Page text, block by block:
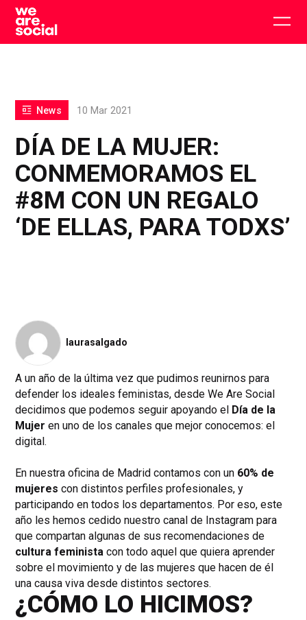
Skip
content
DÍA DE LA MUJER:
CONMEMORAMOS EL
#8M CON UN REGALO
‘DE ELLAS, PARA TODXS’
News 10 Mar 2021
laurasalgado
A un año de la última vez que pudimos reunirnos para
defender los ideales feministas, desde We Are Social
decidimos que podemos seguir apoyando el Día de la
Mujer en uno de los canales que mejor conocemos: el
digital.
En nuestra oficina de Madrid contamos con un 60% de
mujeres con distintos perfiles profesionales, y
participando en todos los departamentos. Por eso, este
año les hemos cedido nuestro canal de Instagram para
que compartan algunas de sus recomendaciones de
cultura feminista con todo aquel que quiera aprender
sobre el movimiento y de las mujeres que hacen de él
una causa viva desde distintos sectores.
¿CÓMO LO HICIMOS?